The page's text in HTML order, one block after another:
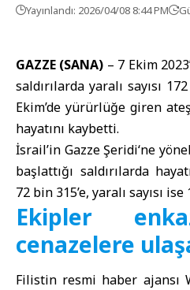
Yayınlandı: 2026/04/08 8:44 PM
GAZZE (SANA) – 7 Ekim
saldırılarda yaralı sayısı
Ekim’de yürürlüğe giren
hayatını kaybetti.
İsrail’in Gazze Şeridi‘ne
başlattığı saldırılarda
72 bin 315’e, yaralı sayısı ise
Ekipler
cenazelere
Filistin resmi haber ajansı